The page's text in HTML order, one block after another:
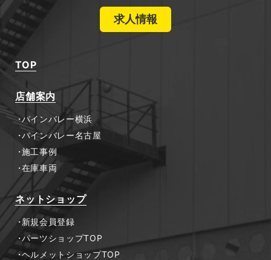
求人情報
TOP
店舗案内
パインバレー横浜
パインバレー名古屋
施工事例
在庫車両
ネットショップ
新規会員登録
パーツショップTOP
ヘルメットショップTOP